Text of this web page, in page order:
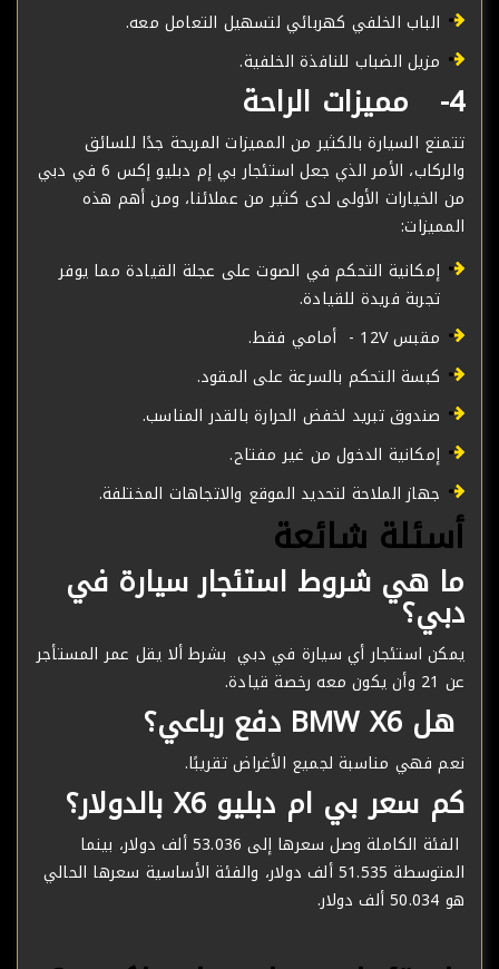
الباب الخلفي كهربائي لتسهيل التعامل معه.
مزيل الضباب للنافذة الخلفية.
4- مميزات الراحة
تتمتع السيارة بالكثير من المميزات المريحة جدًا للسائق
والركاب، الأمر الذي جعل استئجار بي إم دبليو إكس 6 في دبي
من الخيارات الأولى لدى كثير من عملائنا، ومن أهم هذه
المميزات:
إمكانية التحكم في الصوت على عجلة القيادة مما يوفر
تجربة فريدة للقيادة.
مقبس 12V - أمامي فقط.
كبسة التحكم بالسرعة على المقود.
صندوق تبريد لخفض الحرارة بالقدر المناسب.
إمكانية الدخول من غير مفتاح.
جهاز الملاحة لتحديد الموقع والاتجاهات المختلفة.
أسئلة شائعة
ما هي شروط استئجار سيارة في
دبي؟
يمكن استئجار أي سيارة في دبي بشرط ألا يقل عمر المستأجر
عن 21 وأن يكون معه رخصة قيادة.
هل BMW X6 دفع رباعي؟
نعم فهي مناسبة لجميع الأغراض تقريبًا.
كم سعر بي ام دبليو X6 بالدولار؟
الفئة الكاملة وصل سعرها إلى 53.036 ألف دولار، بينما
المتوسطة 51.535 ألف دولار، والفئة الأساسية سعرها الحالي
هو 50.034 ألف دولار.